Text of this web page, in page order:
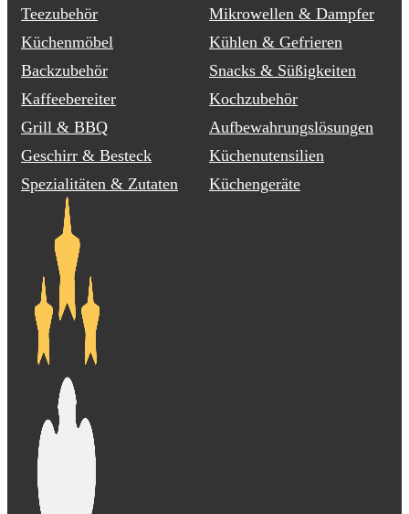
Teezubehör
Mikrowellen & Dampfer
Küchenmöbel
Kühlen & Gefrieren
Backzubehör
Snacks & Süßigkeiten
Kaffeebereiter
Kochzubehör
Grill & BBQ
Aufbewahrungslösungen
Geschirr & Besteck
Küchenutensilien
Spezialitäten & Zutaten
Küchengeräte